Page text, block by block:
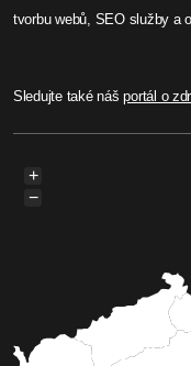
tvorbu webů, SEO služby a
Sledujte také nášportál o
+
−